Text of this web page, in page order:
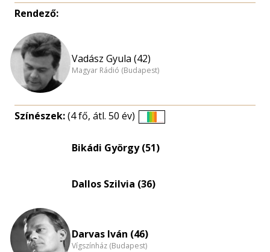
Rendező:
Vadász Gyula (42)
Magyar Rádió (Budapest)
Színészek:(4 fő, átl. 50 év)
eloszlás
Bikádi György (51)
Dallos Szilvia (36)
Darvas Iván (46)
Vígszínház (Budapest)